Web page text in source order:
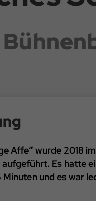
Affe“ wurde 2018 im
Es hatte
und es war